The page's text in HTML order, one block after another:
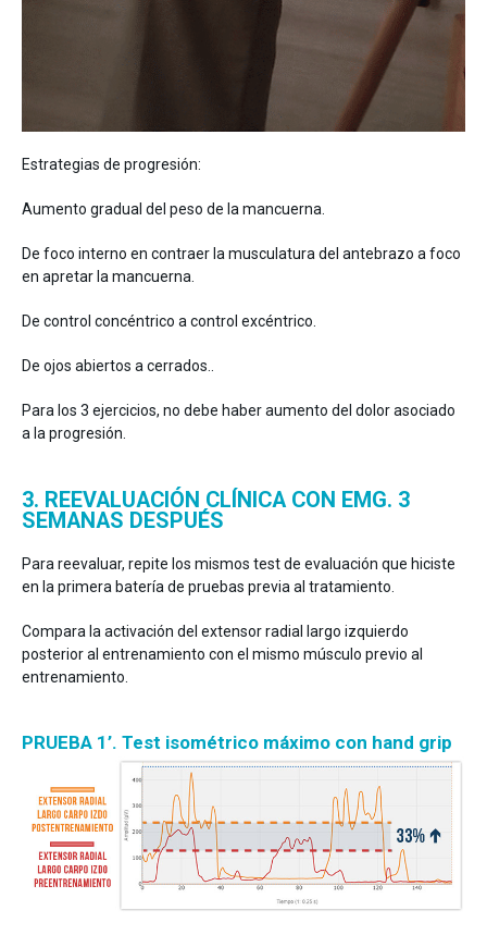
Estrategias de progresión:
Aumento gradual del peso de la mancuerna.
De foco interno en contraer la musculatura del antebrazo a foco
en apretar la mancuerna.
De control concéntrico a control excéntrico.
De ojos abiertos a cerrados..
Para los 3 ejercicios, no debe haber aumento del dolor asociado
a la progresión.
3. REEVALUACIÓN CLÍNICA CON EMG. 3
SEMANAS DESPUÉS
Para reevaluar, repite los mismos test de evaluación que hiciste
en la primera batería de pruebas previa al tratamiento.
Compara la activación del extensor radial largo izquierdo
posterior al entrenamiento con el mismo músculo previo al
entrenamiento.
PRUEBA 1’. Test isométrico máximo con hand grip